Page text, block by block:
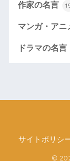
作家の名言
マンガ・アニ
ドラマの名言
サイトポリシ
©